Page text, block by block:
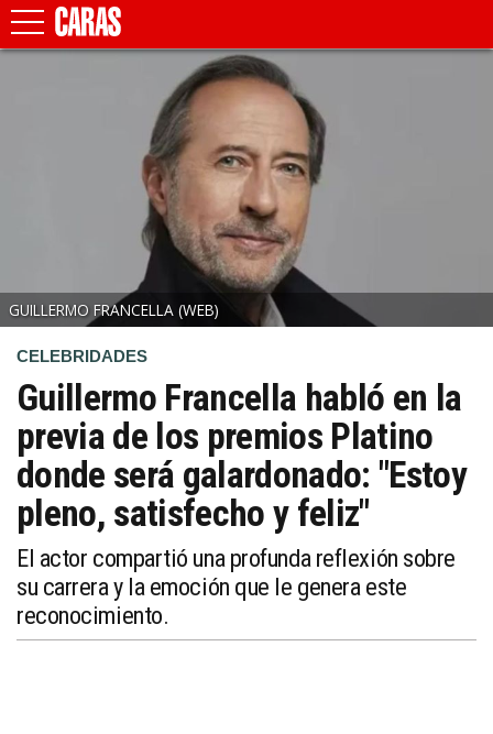
GUILLERMO FRANCELLA (WEB)
CELEBRIDADES
Guillermo Francella habló en la
previa de los premios Platino
donde será galardonado: "Estoy
pleno, satisfecho y feliz"
El actor compartió una profunda reflexión sobre
su carrera y la emoción que le genera este
reconocimiento.